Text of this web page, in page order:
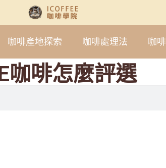
咖啡產地探索 咖啡處理法 咖
咖啡怎麼評選